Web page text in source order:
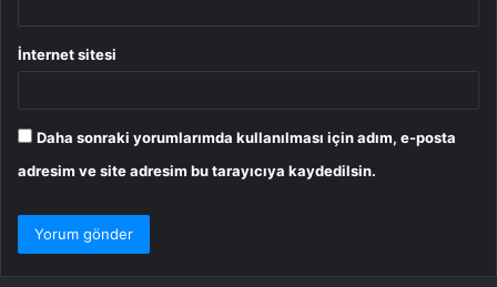
İnternet sitesi
Daha sonraki yorumlarımda kullanılması için adım, e-posta
adresim ve site adresim bu tarayıcıya kaydedilsin.